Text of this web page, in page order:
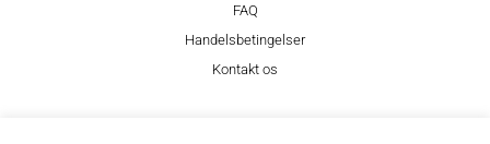
FAQ
Handelsbetingelser
Kontakt os